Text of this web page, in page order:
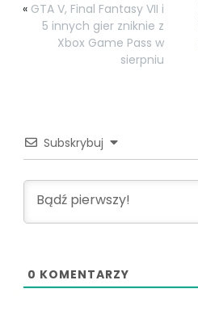
« GTA V, Final Fantasy VII i
5 innych gier zniknie z
Xbox Game Pass w
sierpniu
Subskrybuj
0 KOMENTARZY